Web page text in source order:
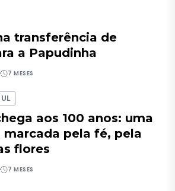
transferência de
a Papudinha
7 MESES
aos 100 anos: uma
pela fé, pela
flores
7 MESES